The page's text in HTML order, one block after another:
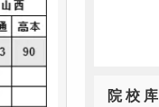
院 校 库